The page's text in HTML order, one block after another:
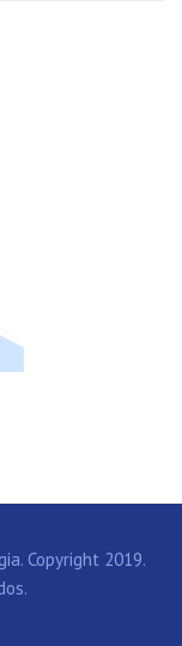
Copyright 2019.